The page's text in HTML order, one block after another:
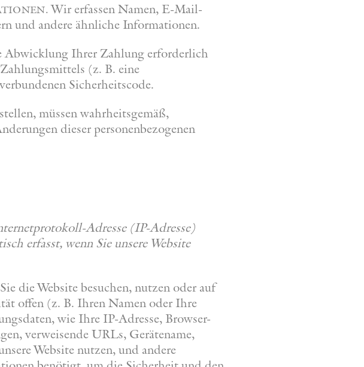
Wir erfassen Namen, E-Mail-
und andere ähnliche Informationen.
Abwicklung Ihrer Zahlung erforderlich
(z. B. eine
Sicherheitscode.
müssen wahrheitsgemäß,
dieser personenbezogenen
Adresse (IP-Adresse)
erfasst, wenn Sie unsere Website
die Website besuchen, nutzen oder auf
offen (z. B. Ihren Namen oder Ihre
wie Ihre IP-Adresse, Browser-
verweisende URLs, Gerätename,
Website nutzen, und andere